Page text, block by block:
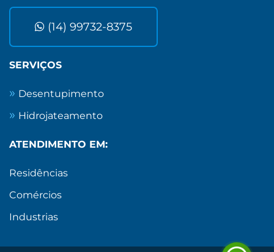
(14) 99732-8375
SERVIÇOS
Desentupimento
Hidrojateamento
ATENDIMENTO EM:
Residências
Comércios
Industrias